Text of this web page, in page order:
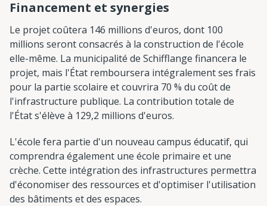
Financement et synergies
Le projet coûtera 146 millions d'euros, dont 100
millions seront consacrés à la construction de l'école
elle-même. La municipalité de Schifflange financera le
projet, mais l'État remboursera intégralement ses frais
pour la partie scolaire et couvrira 70 % du coût de
l'infrastructure publique. La contribution totale de
l'État s'élève à 129,2 millions d'euros.
L'école fera partie d'un nouveau campus éducatif, qui
comprendra également une école primaire et une
crèche. Cette intégration des infrastructures permettra
d'économiser des ressources et d'optimiser l'utilisation
des bâtiments et des espaces.